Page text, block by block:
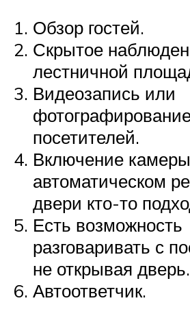
Обзор гостей.
Скрытое
лестничной
Видеозапись или
посетителей.
Включение
автоматическом
двери кто-то
Есть возможность
разговаривать с
не открывая дверь.
Автоответчик.